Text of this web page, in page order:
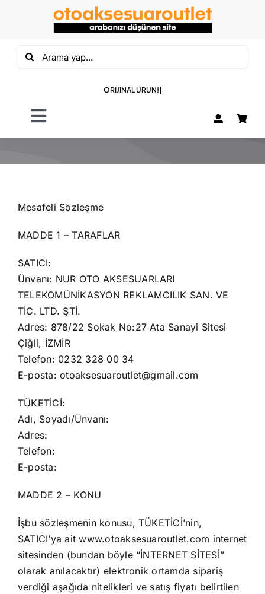
Ara:
Toggle
Mesafeli Sözleşme
MADDE 1 – TARAFLAR
SATICI:
Ünvanı: NUR OTO AKSESUARLARI
TELEKOMÜNİKASYON REKLAMCILIK SAN. VE
TİC. LTD. ŞTİ.
Adres: 878/22 Sokak No:27 Ata Sanayi Sitesi
Çiğli, İZMİR
Telefon: 0232 328 00 34
E-posta: otoaksesuaroutlet@gmail.com
TÜKETİCİ:
Adı, Soyadı/Ünvanı:
Adres:
Telefon:
E-posta:
MADDE 2 – KONU
İşbu sözleşmenin konusu, TÜKETİCİ’nin,
SATICI’ya ait www.otoaksesuaroutlet.com internet
sitesinden (bundan böyle “İNTERNET SİTESİ”
olarak anılacaktır) elektronik ortamda sipariş
verdiği aşağıda nitelikleri ve satış fiyatı belirtilen